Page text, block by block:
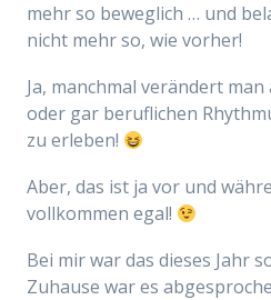
mehr so beweglich … und
nicht mehr so, wie vorher!
Ja, manchmal verändert
oder gar beruflichen
zu erleben!
Aber, das ist ja vor und
vollkommen egal!
Bei mir war das dieses Jahr
Zuhause war es